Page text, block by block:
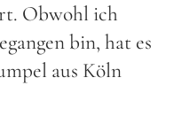
Obwohl ich
bin, hat es
aus Köln